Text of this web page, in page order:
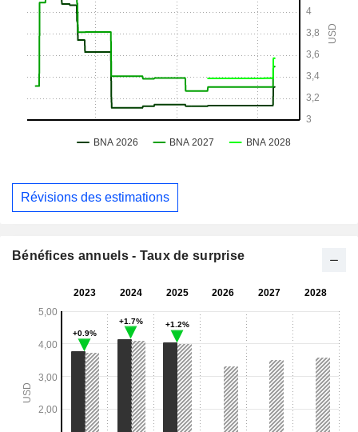
Révisions des estimations
Bénéfices annuels - Taux de surprise